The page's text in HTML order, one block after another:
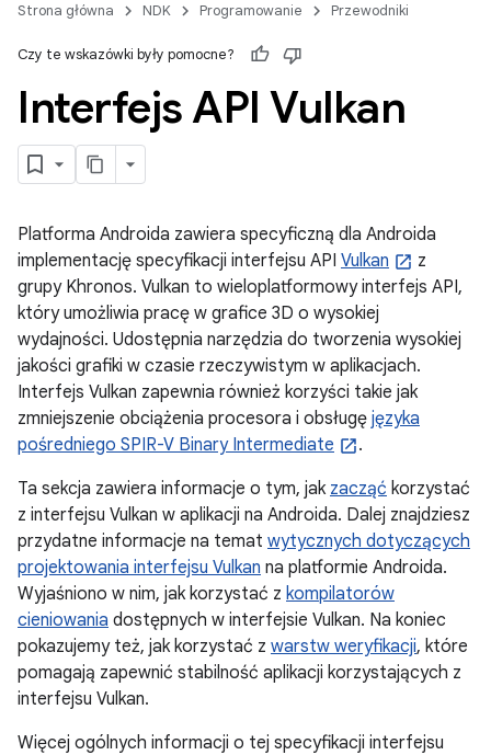
Strona główna NDK Programowanie Przewodniki
Czy te wskazówki były pomocne?
Interfejs API Vulkan
Platforma Androida zawiera specyficzną dla Androida
implementację specyfikacji interfejsu API Vulkan
z
grupy Khronos. Vulkan to wieloplatformowy interfejs API,
który umożliwia pracę w grafice 3D o wysokiej
wydajności. Udostępnia narzędzia do tworzenia wysokiej
jakości grafiki w czasie rzeczywistym w aplikacjach.
Interfejs Vulkan zapewnia również korzyści takie jak
zmniejszenie obciążenia procesora i obsługę języka
pośredniego SPIR-V Binary Intermediate
.
Ta sekcja zawiera informacje o tym, jak zacząć korzystać
z interfejsu Vulkan w aplikacji na Androida. Dalej znajdziesz
przydatne informacje na temat wytycznych dotyczących
projektowania interfejsu Vulkan na platformie Androida.
Wyjaśniono w nim, jak korzystać z kompilatorów
cieniowania dostępnych w interfejsie Vulkan. Na koniec
pokazujemy też, jak korzystać z warstw weryfikacji, które
pomagają zapewnić stabilność aplikacji korzystających z
interfejsu Vulkan.
Więcej ogólnych informacji o tej specyfikacji interfejsu